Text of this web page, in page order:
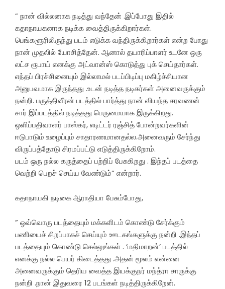
” நான் வில்லனாக நடித்து வந்தேன் .இப்போது இதில்
கதாநாயகனாக நடிக்க வைத்திருக்கிறார்கள்.
பெங்களூரிலிருந்து படம் எடுக்க வந்திருக்கிறார்கள் என்ற போது
நான் முதலில் யோசித்தேன். ஆனால் தயாரிப்பாளர் உடனே ஒரு
லட்ச ரூபாய் எனக்கு அட்வான்ஸ் கொடுத்து புக் செய்தார்கள்.
எந்தப் பிரச்சினையும் இல்லாமல் படப்பிடிப்பு மகிழ்ச்சியான
அனுபவமாக இருந்தது .உடன் நடித்த நடிகர்கள் அனைவருக்கும்
நன்றி. பருத்திவீரன் படத்தில் பார்த்து நான் வியந்த சரவணன்
சார் இப்படத்தில் நடித்தது பெருமையாக இருக்கிறது.
ஒளிப்பதிவாளர் பாஸ்கர், எடிட்டர் ரஞ்சித் போன்றவர்களின்
ஈடுபாடும் உழைப்பும் சாதாரணமானதல்ல.அனைவரும் சேர்ந்து
விருப்பத்தோடு சிரமப்பட்டு எடுத்திருக்கிறோம்.
படம் ஒரு நல்ல கருத்தைப் பற்றிப் பேசுகிறது . இந்தப் படத்தை
வெற்றி பெறச் செய்ய வேண்டும்” என்றார்.
கதாநாயகி நடிகை ஆராதியா பேசும்போது,
” ஒவ்வொரு படத்தையும் மக்களிடம் கொண்டு சேர்க்கும்
பணியைச் சிறப்பாகச் செய்யும் ஊடகங்களுக்கு நன்றி .இந்தப்
படத்தையும் கொண்டு செல்லுங்கள் . ‘மதிமாறன்’ படத்தில்
எனக்கு நல்ல பெயர் கிடைத்தது .அதன் மூலம் என்னை
அனைவருக்கும் தெரிய வைத்த இயக்குநர் மந்த்ரா சாருக்கு
நன்றி .நான் இதுவரை 12 படங்கள் நடித்திருக்கிறேன்.